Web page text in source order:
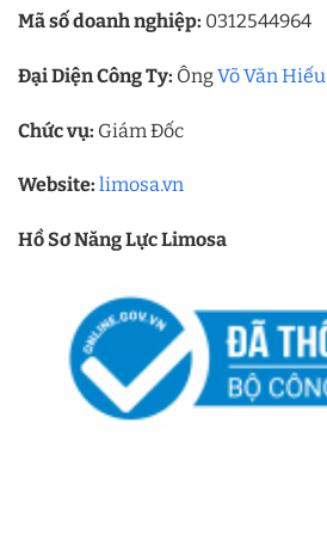
Mã số doanh nghiệp: 0312544964
Đại Diện Công Ty: ÔngVõ Văn Hiếu
Chức vụ: Giám Đốc
Website: limosa.vn
Hồ Sơ Năng Lực Limosa